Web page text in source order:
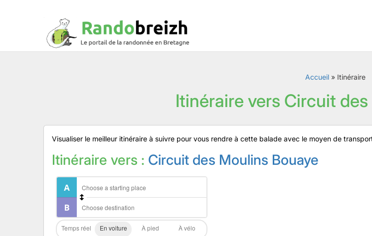
Accueil» Itinéraire
Itinéraire vers Circuit
Visualiser le meilleur itinéraire à suivre pour vous rendre à cette balade avec le moyen de
Itinéraire vers : Circuit des Moulins Bouaye